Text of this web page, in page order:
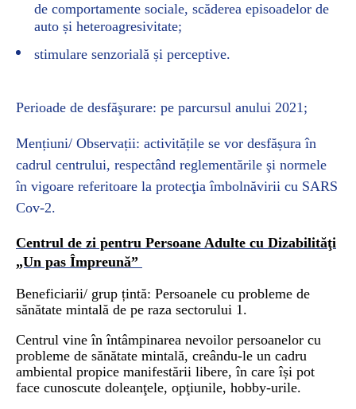
de comportamente sociale, scăderea episoadelor de
auto și heteroagresivitate;
stimulare senzorială și perceptive.
Perioade de desfăşurare: pe parcursul anului 2021;
Mențiuni/ Observații: activitățile se vor desfășura în
cadrul centrului, respectând reglementările şi normele
în vigoare referitoare la protecţia îmbolnăvirii cu SARS
Cov-2.
Centrul de zi pentru Persoane Adulte cu Dizabilităţi
„Un pas Împreună”
Beneficiarii/ grup țintă: Persoanele cu probleme de
sănătate mintală de pe raza sectorului 1.
Centrul vine în întâmpinarea nevoilor persoanelor cu
probleme de sănătate mintală, creându-le un cadru
ambiental propice manifestării libere, în care își pot
face cunoscute doleanţele, opţiunile, hobby-urile.